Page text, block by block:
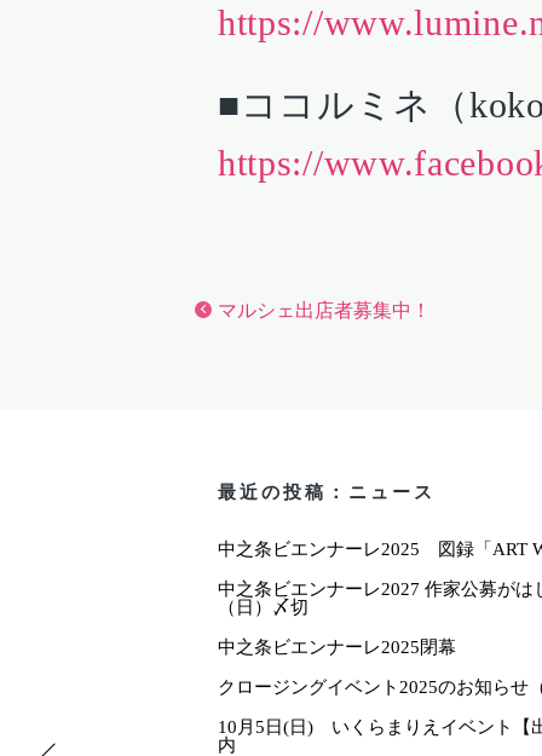
https://
■ココルミネ（
https://
マルシェ出店者募集中！
マルシェ出店者募集中！
最近の投稿：ニュース
中之条ビエンナーレ2025 図録「ART
中之条ビエンナーレ2027 作家公募がは
（日）〆切
中之条ビエンナーレ2025閉幕
クロージングイベント2025のお知らせ
10月5日(日) いくらまりえイベント【
内